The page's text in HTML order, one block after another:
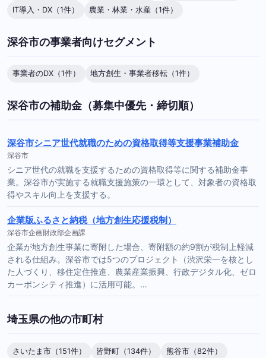
IT導入・DX（1件）
農業・林業・水産（1件）
深谷市の事業者向けセグメント
事業者のDX（1件） 地方創生・事業者移転（1件）
深谷市の補助金（募集中優先・締切順）
深谷市シニア世代就職のための資格取得等支援事業補助金
深谷市
シニア世代の就職を支援するための資格取得等に関する補助金事
業。深谷市が実施する就職支援施策の一環として、対象者の資格取
得やスキル向上を支援する。
企業版ふるさと納税（地方創生応援税制）
深谷市企画財政部企画課
企業が地方創生事業に寄附した場合、寄附額の約9割が税制上軽減
される仕組み。深谷市では5つのプロジェクト（渋沢栄一を核とし
た人づくり、移住定住推進、農業産業振興、行政デジタル化、ゼロ
カーボンシティ推進）に活用可能。…
埼玉県の他の市町村
さいたま市（151件） 皆野町（134件）
熊谷市（82件）